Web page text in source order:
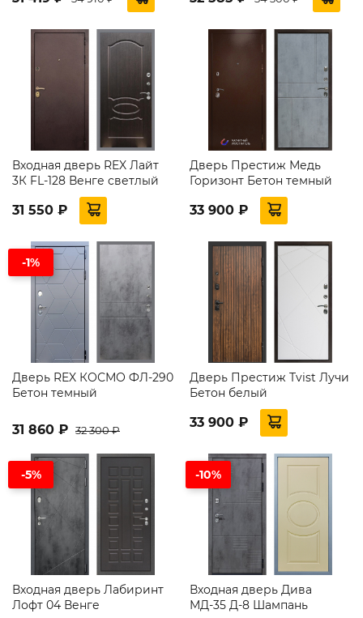
Входная дверь REX Лайт
3К FL-128 Венге светлый
31 550 ₽
Дверь Престиж Медь
Горизонт Бетон темный
33 900 ₽
-1%
Дверь REX КОСМО ФЛ-290
Бетон темный
31 860 ₽ 32 300 ₽
Дверь Престиж Tvist Лучи
Бетон белый
33 900 ₽
-5%
Входная дверь Лабиринт
Лофт 04 Венге
-10%
Входная дверь Дива
МД-35 Д-8 Шампань